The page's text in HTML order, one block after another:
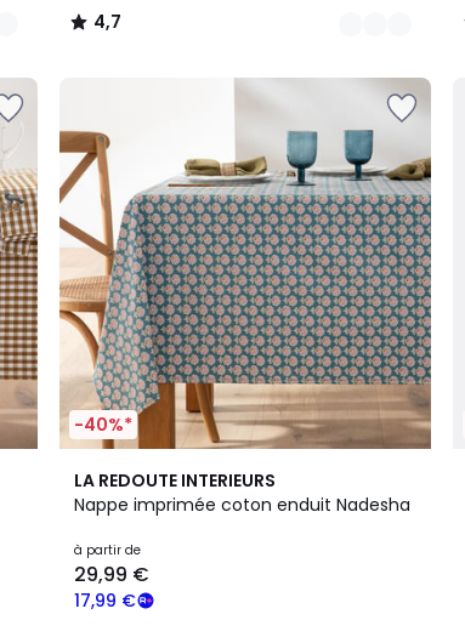
4,7
/
-40%*
LA REDOUTE INTERIEURS
Nappe imprimée coton enduit Nadesha
à partir de
17,99 €
29,99 €
4,7
/ 5